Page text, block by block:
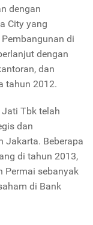
dengan
City yang
di
dengan
dan
tahun 2012.
Tbk telah
dan
Jakarta. Beberapa
di tahun 2013,
Permai sebanyak
di Bank